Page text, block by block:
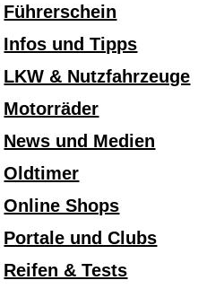
Führerschein
Infos und Tipps
LKW & Nutzfahrzeuge
Motorräder
News und Medien
Oldtimer
Online Shops
Portale und Clubs
Reifen & Tests